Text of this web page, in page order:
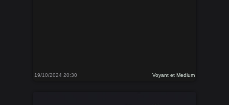
19/10/2024 20:30 Voyant et Medium